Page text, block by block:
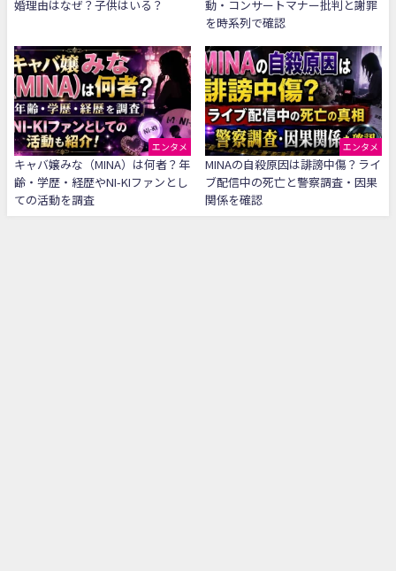
婚理由はなぜ？子供はいる？
動・コンサートマナー批判と謝罪
を時系列で確認
エンタメ
キャバ嬢みな（MINA）は何者？年
齢・学歴・経歴やNI-KIファンとし
ての活動を調査
エンタメ
MINAの自殺原因は誹謗中傷？ライ
ブ配信中の死亡と警察調査・因果
関係を確認